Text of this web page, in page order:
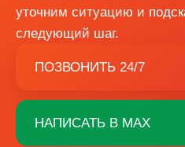
уточним ситуацию и
следующий шаг.
ПОЗВОНИТЬ 24/7
НАПИСАТЬ В MAX